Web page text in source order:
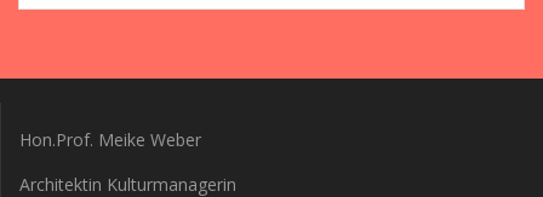
Hon.Prof. Meike Weber
Architektin Kulturmanagerin